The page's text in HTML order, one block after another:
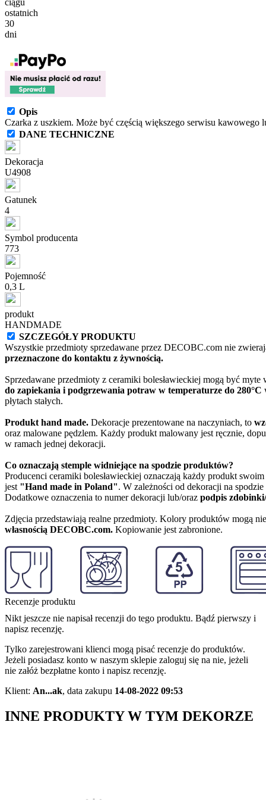
ostatnich
30
dni
Opis
Czarka z uszkiem. Może być częścią większego serwisu
DANE TECHNICZNE
Dekoracja
U4908
Gatunek
4
Symbol producenta
773
Pojemność
0,3 L
produkt
HANDMADE
SZCZEGÓŁY PRODUKTU
Wszystkie przedmioty sprzedawane przez DECOBC.com nie
przeznaczone do kontaktu z żywnością.
Sprzedawane przedmioty z ceramiki bolesławieckiej mogą być
do zapiekania i podgrzewania potraw w temperaturze do 280°C
płytach stałych.
Produkt hand made. Dekoracje prezentowane na naczyniach, to
oraz malowane pędzlem. Każdy produkt malowany jest ręcznie,
w ramach jednej dekoracji.
Co oznaczają stemple widniejące na spodzie produktów?
Producenci ceramiki bolesławieckiej oznaczają każdy produkt swoim
jest "Hand made in Poland". W zależności od dekoracji na
Dodatkowe oznaczenia to numer dekoracji lub/oraz podpis
Zdjęcia przedstawiają realne przedmioty. Kolory produktów mogą
własnością DECOBC.com. Kopiowanie jest zabronione.
Recenzje produktu
Nikt jeszcze nie napisał recenzji do tego produktu. Bądź pierwszy i
napisz recenzję.
Tylko zarejestrowani klienci mogą pisać recenzje do produktów.
Jeżeli posiadasz konto w naszym sklepie zaloguj się na nie, jeżeli
nie załóż bezpłatne konto i napisz recenzję.
Klient: An...ak, data zakupu 14-08-2022 09:53
INNE PRODUKTY W TYM DEKORZE